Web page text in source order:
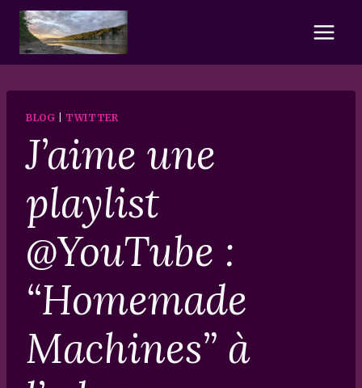
Skip
content
BLOG TWITTER
J’aime une
playlist
@YouTube :
“Homemade
Machines” à